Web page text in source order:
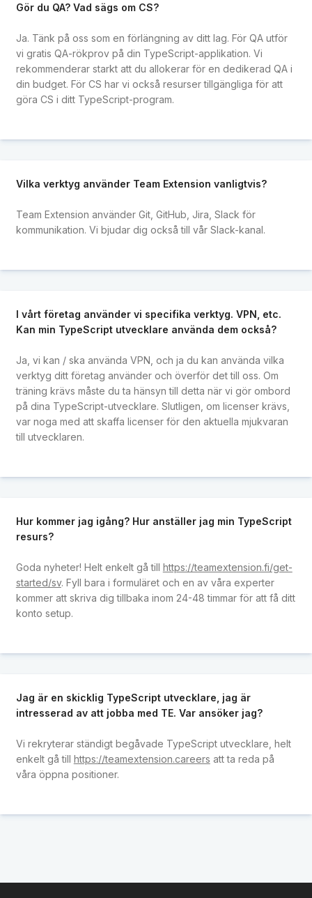
Gör du QA? Vad sägs om CS?
Ja. Tänk på oss som en förlängning av ditt lag. För QA utför
vi gratis QA-rökprov på din TypeScript-applikation. Vi
rekommenderar starkt att du allokerar för en dedikerad QA i
din budget. För CS har vi också resurser tillgängliga för att
göra CS i ditt TypeScript-program.
Vilka verktyg använder Team Extension vanligtvis?
Team Extension använder Git, GitHub, Jira, Slack för
kommunikation. Vi bjudar dig också till vår Slack-kanal.
I vårt företag använder vi specifika verktyg. VPN, etc.
Kan min TypeScript utvecklare använda dem också?
Ja, vi kan / ska använda VPN, och ja du kan använda vilka
verktyg ditt företag använder och överför det till oss. Om
träning krävs måste du ta hänsyn till detta när vi gör ombord
på dina TypeScript-utvecklare. Slutligen, om licenser krävs,
var noga med att skaffa licenser för den aktuella mjukvaran
till utvecklaren.
Hur kommer jag igång? Hur anställer jag min TypeScript
resurs?
Goda nyheter! Helt enkelt gå till https://teamextension.fi/get-
started/sv. Fyll bara i formuläret och en av våra experter
kommer att skriva dig tillbaka inom 24-48 timmar för att få ditt
konto setup.
Jag är en skicklig TypeScript utvecklare, jag är
intresserad av att jobba med TE. Var ansöker jag?
Vi rekryterar ständigt begåvade TypeScript utvecklare, helt
enkelt gå till https://teamextension.careers att ta reda på
våra öppna positioner.